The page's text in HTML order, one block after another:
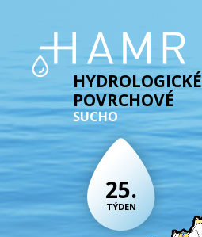
HYDROLOGICKÉ
POVRCHOVÉ
SUCHO
25.
TÝDEN